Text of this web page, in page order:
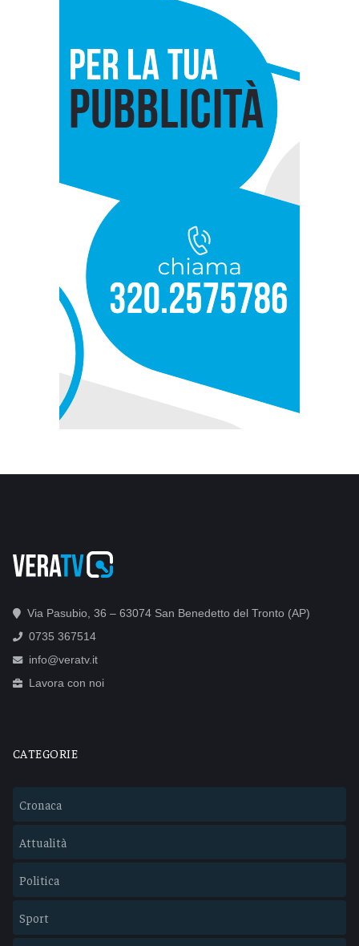
Via Pasubio, 36 – 63074 San Benedetto del Tronto (AP)
0735 367514
info@veratv.it
Lavora con noi
CATEGORIE
Cronaca
Attualità
Politica
Sport